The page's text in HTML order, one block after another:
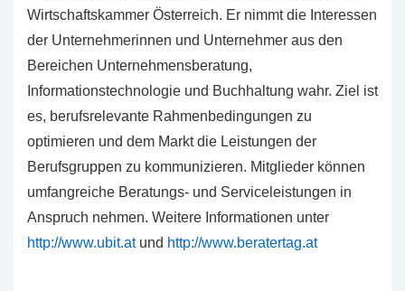
Wirtschaftskammer Österreich. Er nimmt die Interessen
der Unternehmerinnen und Unternehmer aus den
Bereichen Unternehmensberatung,
Informationstechnologie und Buchhaltung wahr. Ziel ist
es, berufsrelevante Rahmenbedingungen zu
optimieren und dem Markt die Leistungen der
Berufsgruppen zu kommunizieren. Mitglieder können
umfangreiche Beratungs- und Serviceleistungen in
Anspruch nehmen. Weitere Informationen unter
http://www.ubit.atund http://www.beratertag.at